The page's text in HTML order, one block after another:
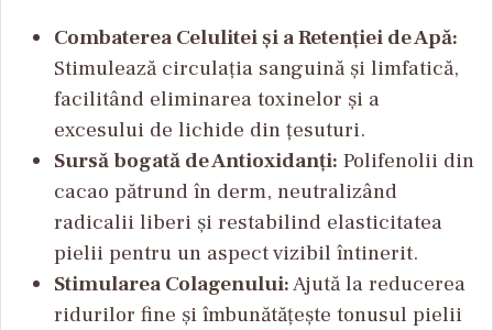
Combaterea Celulitei și a Retenției de Apă:
Stimulează circulația sanguină și limfatică,
facilitând eliminarea toxinelor și a
excesului de lichide din țesuturi.
Sursă bogată de Antioxidanți: Polifenolii din
cacao pătrund în derm, neutralizând
radicalii liberi și restabilind elasticitatea
pielii pentru un aspect vizibil întinerit.
Stimularea Colagenului:Ajută la reducerea
ridurilor fine și îmbunătățește tonusul pielii